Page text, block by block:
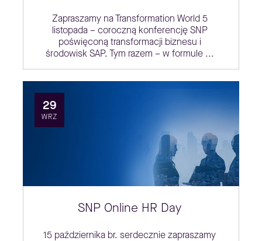
Zapraszamy na Transformation World 5
listopada – coroczną konferencję SNP
poświęconą transformacji biznesu i
środowisk SAP. Tym razem – w formule ...
29
WRZ
SNP Online HR Day
15 października br. serdecznie zapraszamy